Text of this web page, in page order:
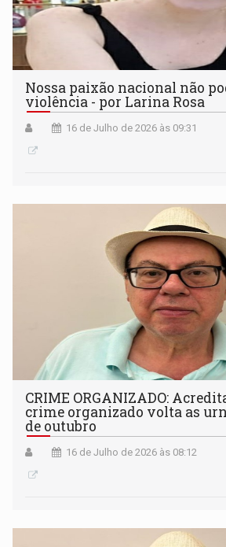
Nossa paixão nacional não
violência - por Larina Rosa
16 de Julho de 2026 às 09:31
CRIME ORGANIZADO:
crime organizado volta as
de outubro
16 de Julho de 2026 às 08:12